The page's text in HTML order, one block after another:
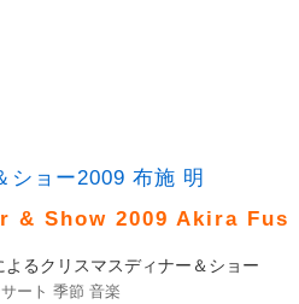
ショー2009 布施 明
& Show 2009 Akira Fus
よるクリスマスディナー＆ショー
ート 季節 音楽